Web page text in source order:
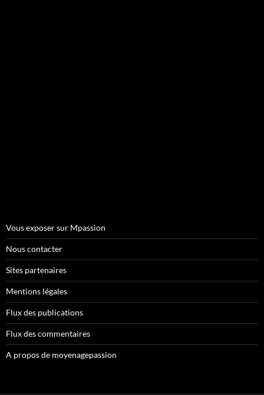
Vous exposer sur Mpassion
Nous contacter
Sites partenaires
Mentions légales
Flux des publications
Flux des commentaires
A propos de moyenagepassion